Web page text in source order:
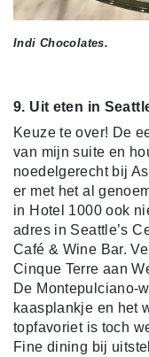
Indi Chocolates.
9. Uit eten in
Keuze te over! De
van mijn suite en
noedelgerecht bij
er met het al
in Hotel 1000 ook
adres in Seattle’s
Café & Wine Bar.
Cinque Terre aan
De Montepulciano-
kaasplankje en het
topfavoriet is toch
Fine dining bij